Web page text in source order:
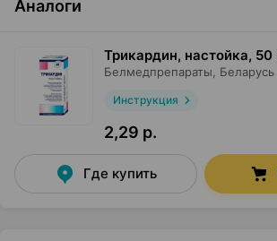
Аналоги
Трикардин, настойка, 50
Белмедпрепараты , Беларусь
Инструкция
2,29 р.
Где купить